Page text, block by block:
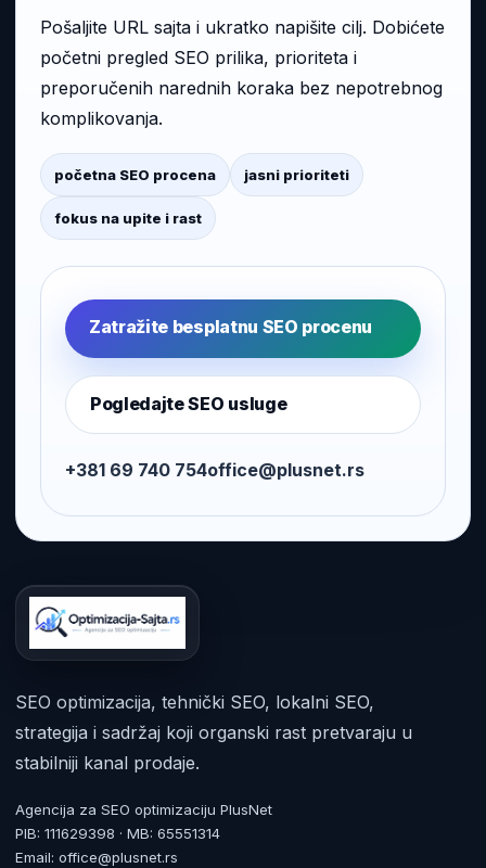
Pošaljite URL sajta i ukratko napišite cilj. Dobićete
početni pregled SEO prilika, prioriteta i
preporučenih narednih koraka bez nepotrebnog
komplikovanja.
početna SEO procena jasni prioriteti
fokus na upite i rast
Zatražite besplatnu SEO procenu
Pogledajte SEO usluge
+381 69 740 754office@plusnet.rs
SEO optimizacija, tehnički SEO, lokalni SEO,
strategija i sadržaj koji organski rast pretvaraju u
stabilniji kanal prodaje.
Agencija za SEO optimizaciju PlusNet
PIB: 111629398 · MB: 65551314
Email: office@plusnet.rs